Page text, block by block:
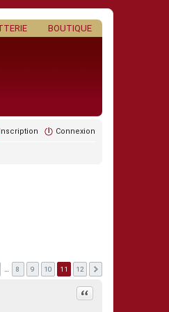
BOUTIQUE
Connexion
Inscription
8 9 10 11 12
Citation